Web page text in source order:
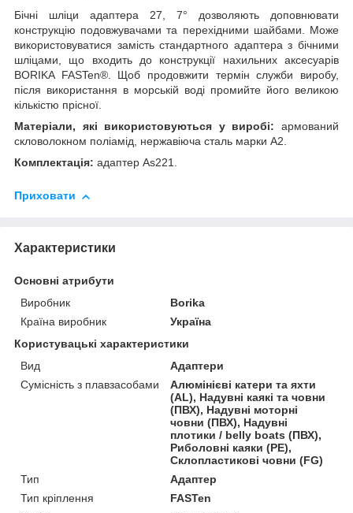
Бічні шліци адаптера 27, 7° дозволяють доповнювати
конструкцію подовжувачами та перехідними шайбами. Може
використовуватися замість стандартного адаптера з бічними
шліцами, що входить до конструкції нахильних аксесуарів
BORIKA FASTen®. Щоб продовжити термін служби виробу,
після використання в морській воді промийте його великою
кількістю прісної.
Матеріали, які використовуються у виробі: армований
скловолокном поліамід, нержавіюча сталь марки А2.
Комплектація: адаптер As221.
Приховати
Характеристики
Основні атрибути
Виробник
Borika
Країна виробник
Україна
Користувацькi характеристики
Вид
Адаптери
Сумісність з плавзасобами
Алюмінієві катери та яхти
(AL), Надувні каякі та човни
(ПВХ), Надувні моторні
човни (ПВХ), Надувні
плотики / belly boats (ПВХ),
Риболовні каяки (PE),
Склопластикові човни (FG)
Тип
Адаптер
Тип кріплення
FASTen